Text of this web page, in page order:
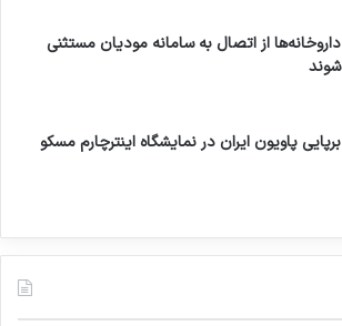
داروخانه‌ها از اتصال به سامانه مودیان مستثنی
شوند
برپایی پاویون ایران در نمایشگاه اینترچارم مسکو